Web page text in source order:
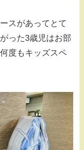
スがあってとて
った3歳児はお部
度もキッズスペ